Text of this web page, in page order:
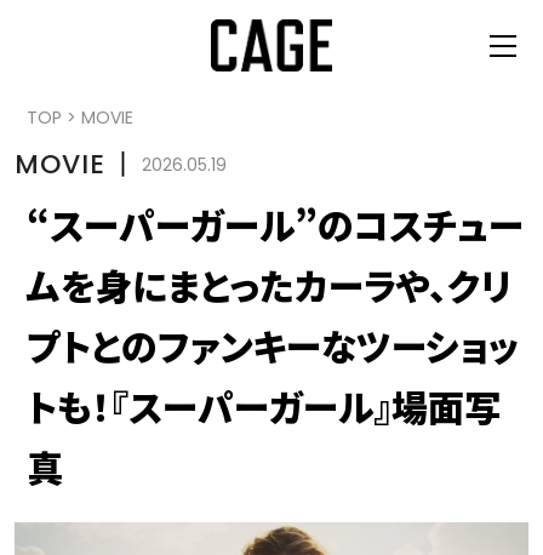
TOP > MOVIE
MOVIE 丨 2026.05.19
“スーパーガール”のコスチュー
ムを身にまとったカーラや、クリ
プトとのファンキーなツーショッ
トも！『スーパーガール』場面写
真